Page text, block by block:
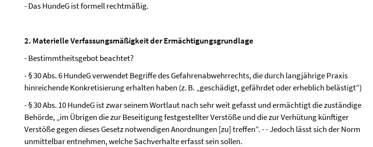
- Das HundeG ist formell rechtmäßig.
2. Materielle Verfassungsmäßigkeit der Ermächtigungsgrundlage
- Bestimmtheitsgebot beachtet?
- § 30 Abs. 6 HundeG verwendet Begriffe des Gefahrenabwehrrechts, die durch langjährige Praxis
hinreichende Konkretisierung erhalten haben (z. B. „geschädigt, gefährdet oder erheblich belästigt“)
- § 30 Abs. 10 HundeG ist zwar seinem Wortlaut nach sehr weit gefasst und ermächtigt die zuständige
Behörde, „im Übrigen die zur Beseitigung festgestellter Verstöße und die zur Verhütung künftiger
Verstöße gegen dieses Gesetz notwendigen Anordnungen [zu] treffen“. - - Jedoch lässt sich der Norm
unmittelbar entnehmen, welche Sachverhalte erfasst sein sollen.